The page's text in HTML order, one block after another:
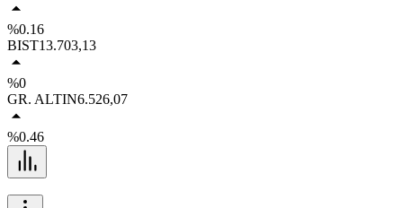
%0.16
BIST13.703,13
%0
GR. ALTIN6.526,07
%0.46